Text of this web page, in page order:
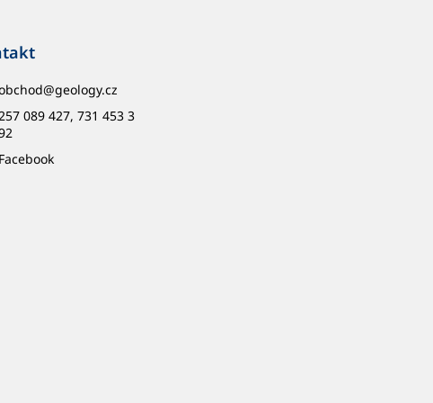
@geology.cz
089 427, 731 453 3
Facebook